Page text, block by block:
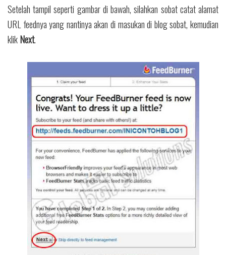
Setelah tampil seperti gambar di bawah, silahkan sobat catat alamat
URL feednya yang nantinya akan di masukan di blog sobat, kemudian
klikNext.